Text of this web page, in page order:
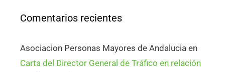
Comentarios recientes
Asociacion Personas Mayores de Andalucia en
Carta del Director General de Tráfico en relación